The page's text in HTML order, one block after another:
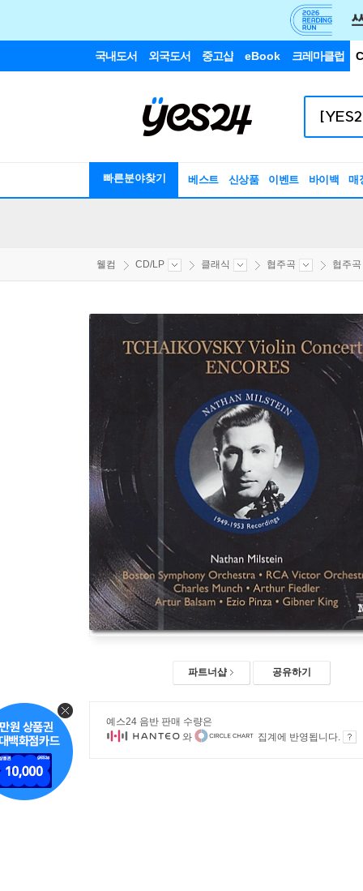
국내도서 외국도서 중고샵 eBook 크레마클럽
빠른분야찾기 베스트 신상품 이벤트 바이백 매
웰컴 CD/LP 클래식 협주곡 협주
파트너샵 공유하기
예스24 음반 판매 수량은
와
집계에 반영됩니다.